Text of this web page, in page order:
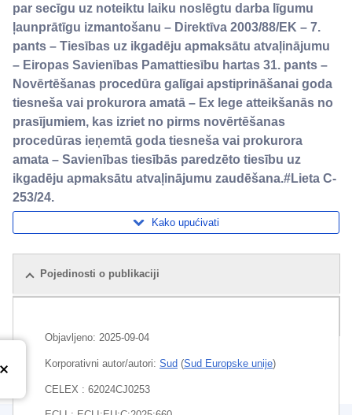
par secīgu uz noteiktu laiku noslēgtu darba līgumu
ļaunprātīgu izmantošanu – Direktīva 2003/88/EK – 7.
pants – Tiesības uz ikgadēju apmaksātu atvaļinājumu
– Eiropas Savienības Pamattiesību hartas 31. pants –
Novērtēšanas procedūra galīgai apstiprināšanai goda
tiesneša vai prokurora amatā – Ex lege atteikšanās no
prasījumiem, kas izriet no pirms novērtēšanas
procedūras ieņemtā goda tiesneša vai prokurora
amata – Savienības tiesībās paredzēto tiesību uz
ikgadēju apmaksātu atvaļinājumu zaudēšana.#Lieta C-
253/24.
Kako upućivati
Pojedinosti o publikaciji
Objavljeno: 2025-09-04
Korporativni autor/autori: Sud (Sud Europske unije)
CELEX : 62024CJ0253